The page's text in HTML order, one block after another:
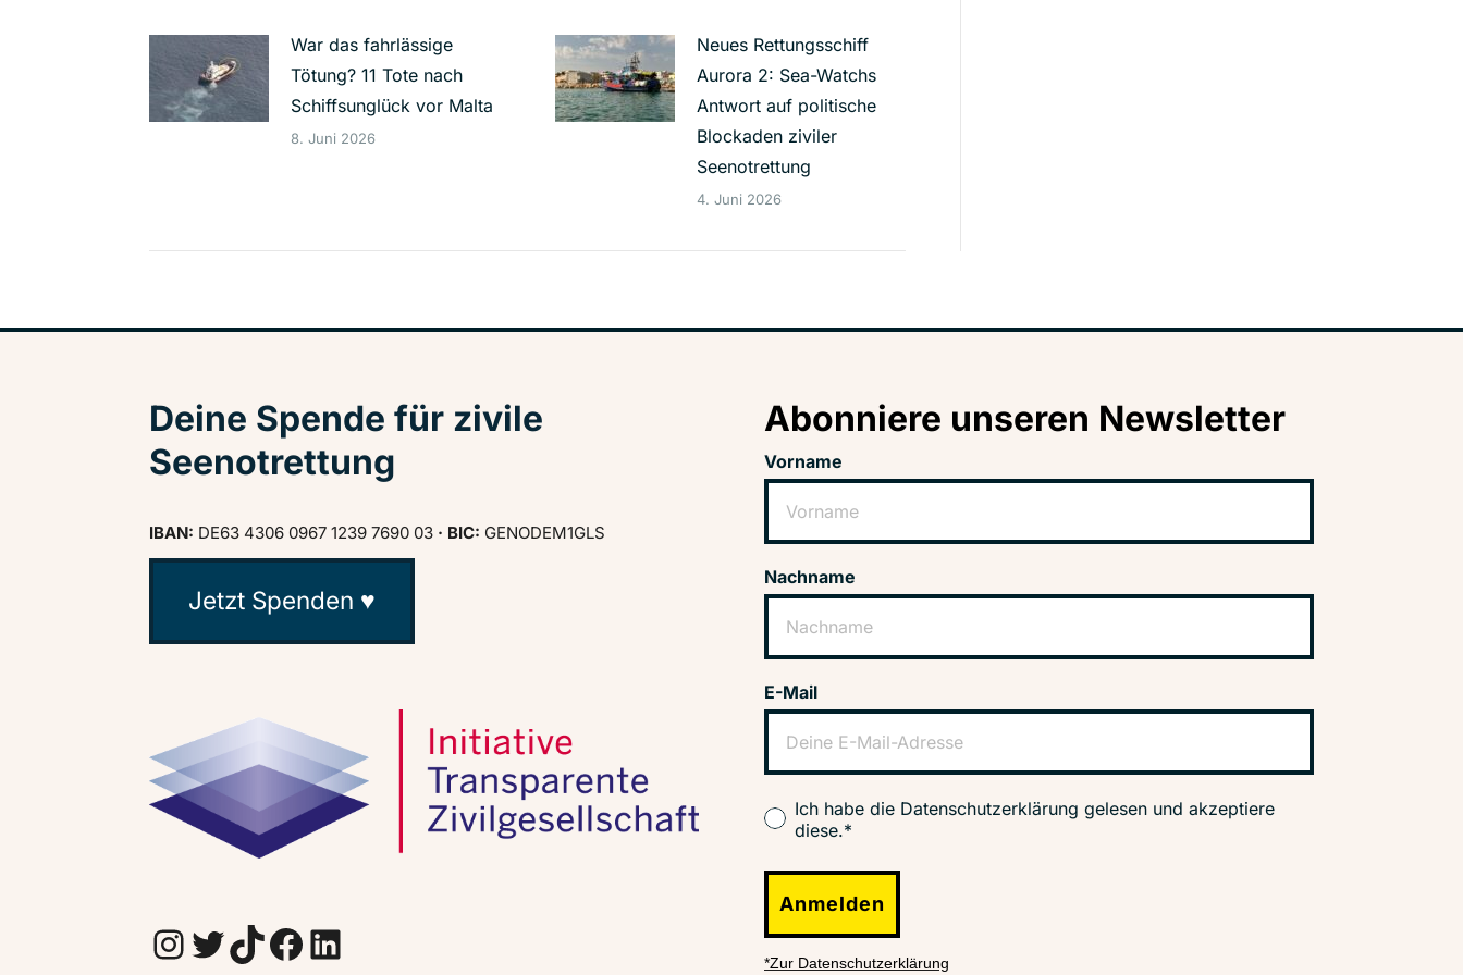
War das fahrlässige
Tötung? 11 Tote nach
Schiffsunglück vor Malta
8. Juni 2026
Neues Rettungsschiff
Aurora 2: Sea-Watchs
Antwort auf politische
Blockaden ziviler
Seenotrettung
4. Juni 2026
Deine Spende für zivile
Seenotrettung
IBAN: DE63 4306 0967 1239 7690 03 · BIC: GENODEM1GLS
Jetzt Spenden ♥
InstagramTwitter TikTok Facebook LinkedIn
Abonniere unseren Newsletter
Vorname
Nachname
E-Mail
Ich habe die Datenschutzerklärung gelesen und akzeptiere
diese.*
Anmelden
*Zur Datenschutzerklärung